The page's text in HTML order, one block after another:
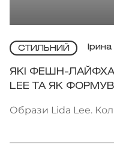
СТИЛЬНИЙ
ЯКІ ФЕШН-
LEE ТА ЯК
Образи Lida Lee.